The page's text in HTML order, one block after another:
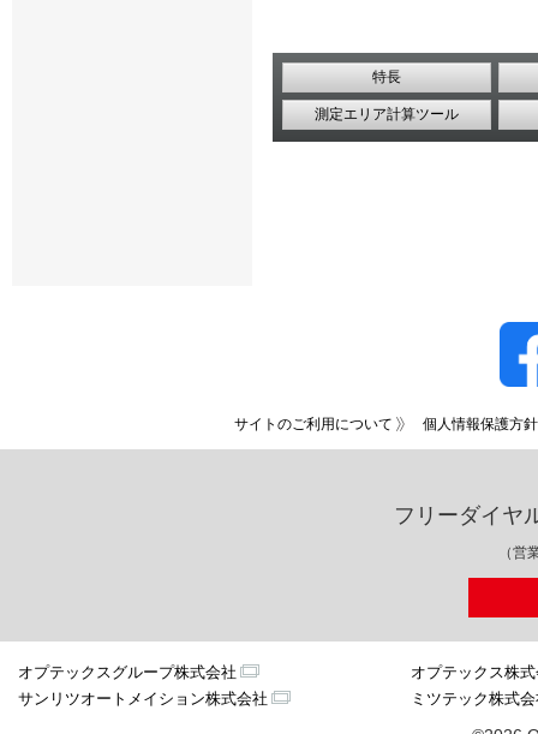
特長
測定エリア計算ツール
サイトのご利用について 個人情報保護方針
フリーダイヤ
（営
オプテックスグループ株式会社
オプテックス株
サンリツオートメイション株式会社
ミツテック株式